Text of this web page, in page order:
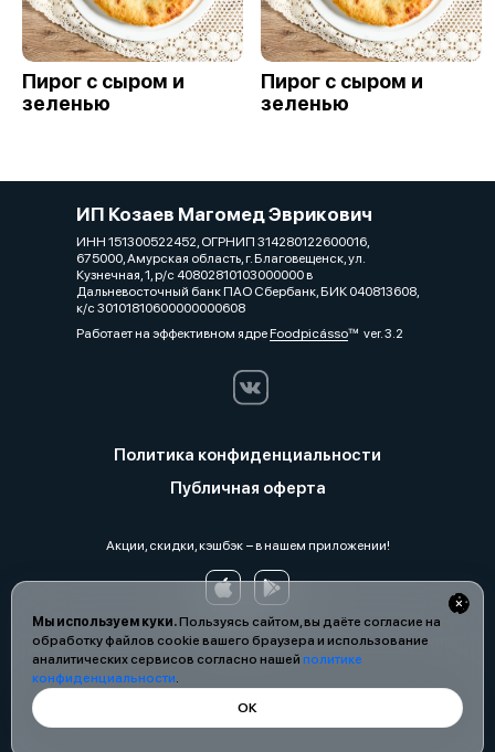
Мы используем куки.Пользуясь сайтом, вы даёте согласие на
обработку файлов cookie вашего браузера и использование
аналитических сервисов согласно нашей политике
конфиденциальности.
ОК
Пирог с сыром и
зеленью
Пирог с сыром и
зеленью
ИП Козаев Магомед Эврикович
ИНН 151300522452, ОГРНИП 314280122600016,
675000, Амурская область, г. Благовещенск, ул.
Кузнечная, 1, р/с 40802810103000000 в
Дальневосточный банк ПАО Сбербанк, БИК 040813608,
к/с 30101810600000000608
Работает на эффективном ядреFoodpicássover. 3.2
Политика конфиденциальности
Публичная оферта
Акции, скидки, кэшбэк − в нашем приложении!